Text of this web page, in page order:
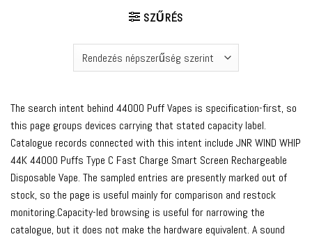
SZŰRÉS
The search intent behind 44000 Puff Vapes is specification-first, so
this page groups devices carrying that stated capacity label.
Catalogue records connected with this intent include JNR WIND WHIP
44K 44000 Puffs Type C Fast Charge Smart Screen Rechargeable
Disposable Vape. The sampled entries are presently marked out of
stock, so the page is useful mainly for comparison and restock
monitoring.Capacity-led browsing is useful for narrowing the
catalogue, but it does not make the hardware equivalent. A sound